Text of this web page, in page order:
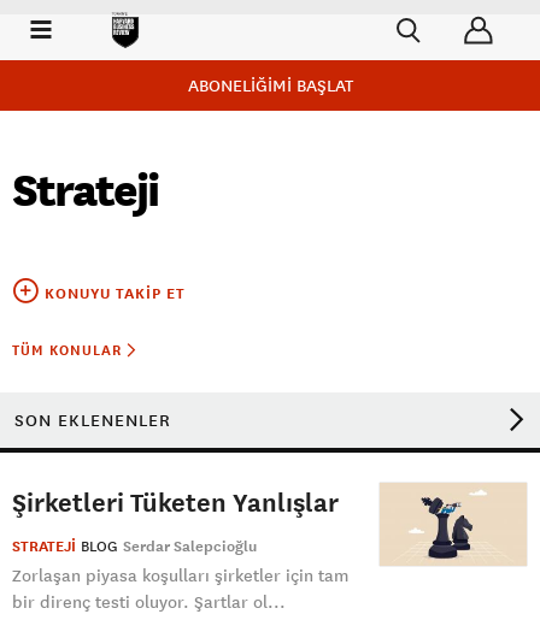
ABONELİĞİMİ BAŞLAT
Strateji
KONUYU TAKIP ET
TÜM KONULAR
SON EKLENENLER
Şirketleri Tüketen Yanlışlar
STRATEJİ BLOG Serdar Salepcioğlu
Zorlaşan piyasa koşulları şirketler için tam
bir direnç testi oluyor. Şartlar ol...